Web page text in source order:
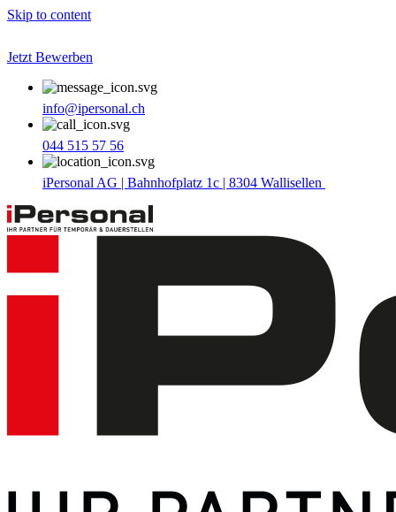
Skip to content
Jetzt Bewerben
info@ipersonal.ch
044 515 57 56
iPersonal AG | Bahnhofplatz 1c | 8304 Wallisellen